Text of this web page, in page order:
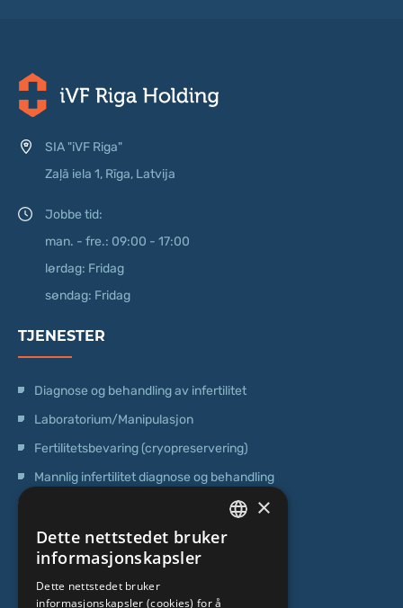
SIA "iVF Riga"
Zaļā iela 1, Rīga, Latvija
Jobbe tid:
man. - fre.: 09:00 - 17:00
lørdag: Fridag
søndag: Fridag
TJENESTER
Diagnose og behandling av infertilitet
Laboratorium/Manipulasjon
Fertilitetsbevaring (cryopreservering)
Mannlig infertilitet diagnose og behandling
Genetisk testing
Poliklinisk senter
Senter for stamceller
LATVIAN
RUSSIAN
×
Dette nettstedet bruker
informasjonskapsler
Dette nettstedet bruker
informasjonskapsler (cookies) for å